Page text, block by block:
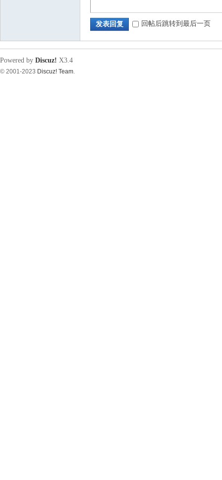
发表回复 回帖后跳转到最后一页
Powered by Discuz! X3.4
© 2001-2023 Discuz! Team